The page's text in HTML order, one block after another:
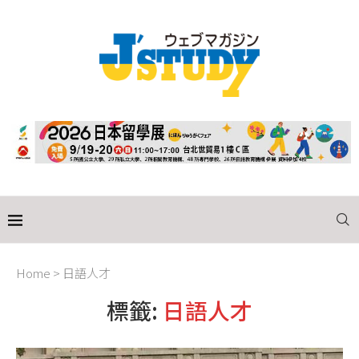
Home > 日語人才
標籤: 日語人才